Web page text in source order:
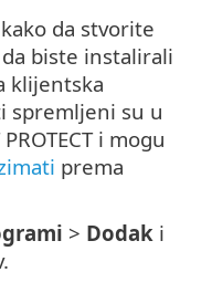
da stvorite
biste instalirali
klijentska
spremljeni su u
i mogu
prema
> Dodak i